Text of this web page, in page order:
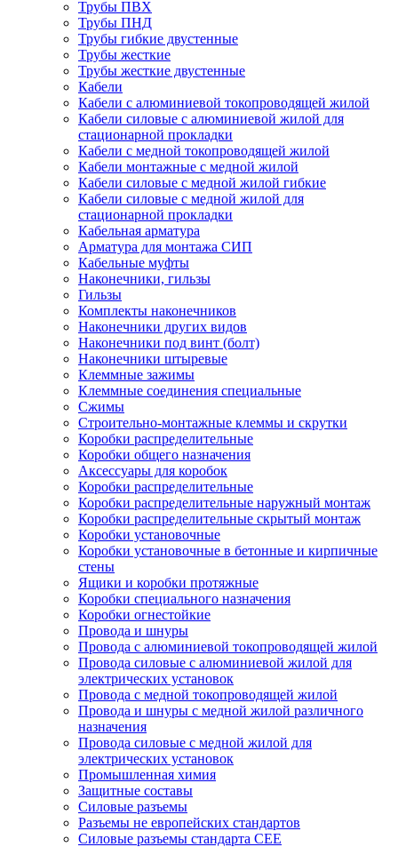
Трубы ПВХ
Трубы ПНД
Трубы гибкие двустенные
Трубы жесткие
Трубы жесткие двустенные
Кабели
Кабели с алюминиевой токопроводящей жилой
Кабели силовые с алюминиевой жилой для
стационарной прокладки
Кабели с медной токопроводящей жилой
Кабели монтажные с медной жилой
Кабели силовые с медной жилой гибкие
Кабели силовые с медной жилой для
стационарной прокладки
Кабельная арматура
Арматура для монтажа СИП
Кабельные муфты
Наконечники, гильзы
Гильзы
Комплекты наконечников
Наконечники других видов
Наконечники под винт (болт)
Наконечники штыревые
Клеммные зажимы
Клеммные соединения специальные
Сжимы
Строительно-монтажные клеммы и скрутки
Коробки распределительные
Коробки общего назначения
Аксессуары для коробок
Коробки распределительные
Коробки распределительные наружный монтаж
Коробки распределительные скрытый монтаж
Коробки установочные
Коробки установочные в бетонные и кирпичные
стены
Ящики и коробки протяжные
Коробки специального назначения
Коробки огнестойкие
Провода и шнуры
Провода с алюминиевой токопроводящей жилой
Провода силовые с алюминиевой жилой для
электрических установок
Провода с медной токопроводящей жилой
Провода и шнуры с медной жилой различного
назначения
Провода силовые с медной жилой для
электрических установок
Промышленная химия
Защитные составы
Силовые разъемы
Разъемы не европейских стандартов
Силовые разъемы стандарта CEE